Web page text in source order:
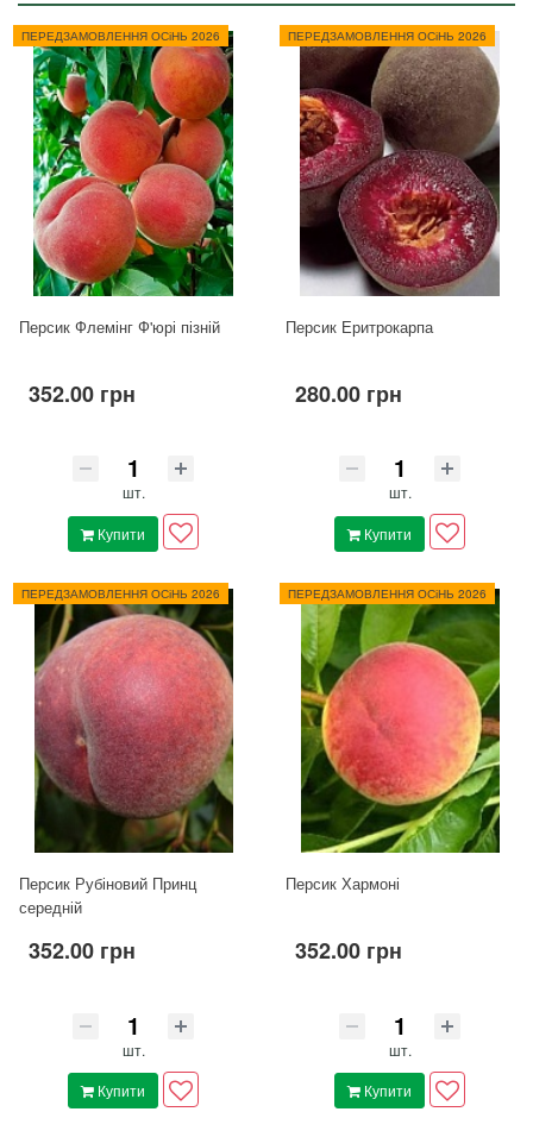
ПЕРЕДЗАМОВЛЕННЯ ОСіНЬ 2026
Персик Флемінг Ф'юрі пізній
352.00 грн
шт.
Купити
ПЕРЕДЗАМОВЛЕННЯ ОСіНЬ 2026
Персик Еритрокарпа
280.00 грн
шт.
Купити
ПЕРЕДЗАМОВЛЕННЯ ОСіНЬ 2026
Персик Рубіновий Принц
середній
352.00 грн
шт.
Купити
ПЕРЕДЗАМОВЛЕННЯ ОСіНЬ 2026
Персик Хармоні
352.00 грн
шт.
Купити